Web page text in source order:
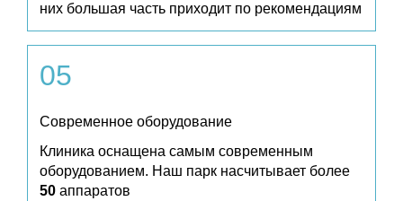
них большая часть приходит по рекомендациям
05
Современное оборудование
Клиника оснащена самым современным
оборудованием. Наш парк насчитывает более
50 аппаратов